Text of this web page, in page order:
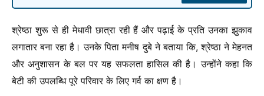
श्रेष्ठा शुरू से ही मेधावी छात्रा रही हैं और पढ़ाई के प्रति उनका झुकाव
लगातार बना रहा है। उनके पिता मनीष दुबे ने बताया कि, श्रेष्ठा ने मेहनत
और अनुशासन के बल पर यह सफलता हासिल की है। उन्होंने कहा कि
बेटी की उपलब्धि पूरे परिवार के लिए गर्व का क्षण है।